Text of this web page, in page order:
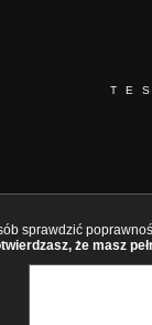
sprawdzić
że masz